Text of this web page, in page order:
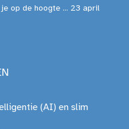
op de hoogte ... 23 april
(AI) en slim